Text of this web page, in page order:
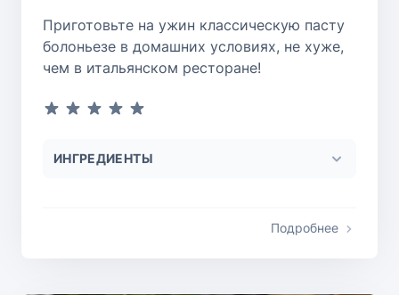
Приготовьте на ужин классическую пасту
болоньезе в домашних условиях, не хуже,
чем в итальянском ресторане!
ИНГРЕДИЕНТЫ
Подробнее